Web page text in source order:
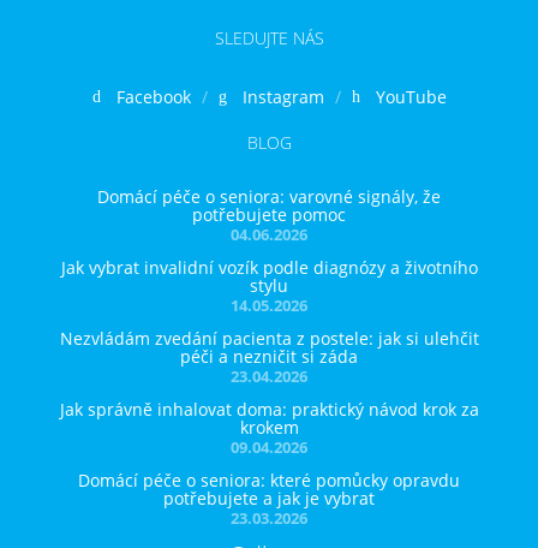
SLEDUJTE NÁS
Facebook Instagram
YouTube
BLOG
04.06.2026
Domácí péče o seniora: varovné signály, že
potřebujete pomoc
14.05.2026
Jak vybrat invalidní vozík podle diagnózy a životního
stylu
23.04.2026
Nezvládám zvedání pacienta z postele: jak si ulehčit
péči a nezničit si záda
09.04.2026
Jak správně inhalovat doma: praktický návod krok za
krokem
23.03.2026
Domácí péče o seniora: které pomůcky opravdu
potřebujete a jak je vybrat